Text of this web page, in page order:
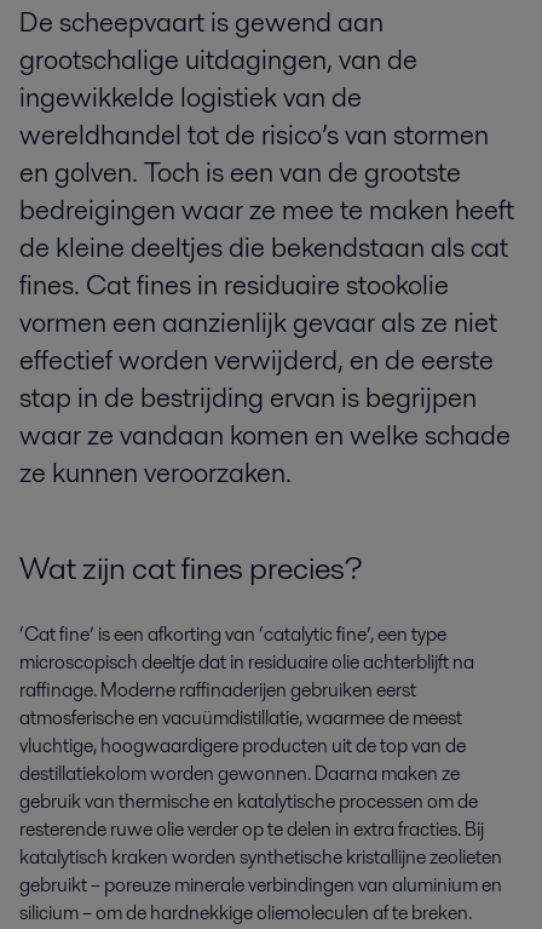
De scheepvaart is gewend aan
grootschalige uitdagingen, van de
ingewikkelde logistiek van de
wereldhandel tot de risico’s van stormen
en golven. Toch is een van de grootste
bedreigingen waar ze mee te maken heeft
de kleine deeltjes die bekendstaan als cat
fines. Cat fines in residuaire stookolie
vormen een aanzienlijk gevaar als ze niet
effectief worden verwijderd, en de eerste
stap in de bestrijding ervan is begrijpen
waar ze vandaan komen en welke schade
ze kunnen veroorzaken.
Wat zijn cat fines precies?
‘Cat fine’ is een afkorting van ‘catalytic fine’, een type
microscopisch deeltje dat in residuaire olie achterblijft na
raffinage. Moderne raffinaderijen gebruiken eerst
atmosferische en vacuümdistillatie, waarmee de meest
vluchtige, hoogwaardigere producten uit de top van de
destillatiekolom worden gewonnen. Daarna maken ze
gebruik van thermische en katalytische processen om de
resterende ruwe olie verder op te delen in extra fracties. Bij
katalytisch kraken worden synthetische kristallijne zeolieten
gebruikt – poreuze minerale verbindingen van aluminium en
silicium – om de hardnekkige oliemoleculen af te breken.